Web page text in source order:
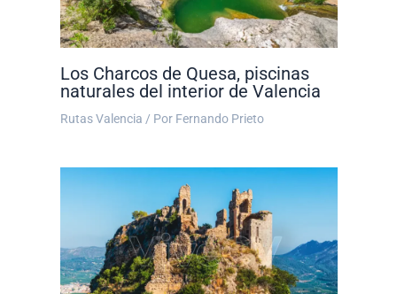
Los Charcos de Quesa, piscinas
naturales del interior de Valencia
Rutas Valencia / Por Fernando Prieto